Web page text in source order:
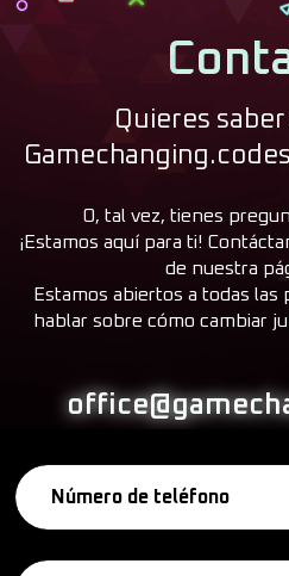
Quieres
O, tal vez, tienes
¡Estamos aquí para ti!
de nuestra
Estamos abiertos a todas
hablar sobre cómo cambiar